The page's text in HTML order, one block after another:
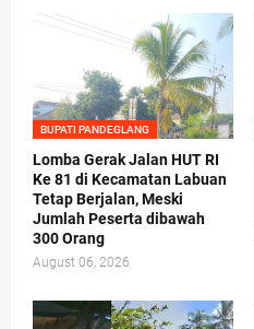
BUPATI PANDEGLANG
Lomba Gerak Jalan HUT RI
Ke 81 di Kecamatan Labuan
Tetap Berjalan, Meski
Jumlah Peserta dibawah
300 Orang
August 06, 2026